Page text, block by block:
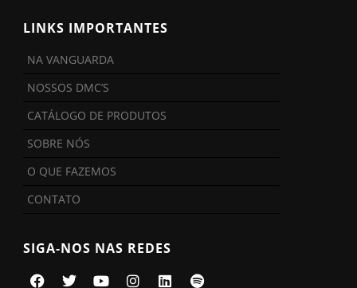
LINKS IMPORTANTES
NA VANGUARDA
NOSSOS DMC’S
CATÁLOGO DE PRODUTOS
SOBRE NÓS
O QUE FAZEMOS
CONTATO
SIGA-NOS NAS REDES